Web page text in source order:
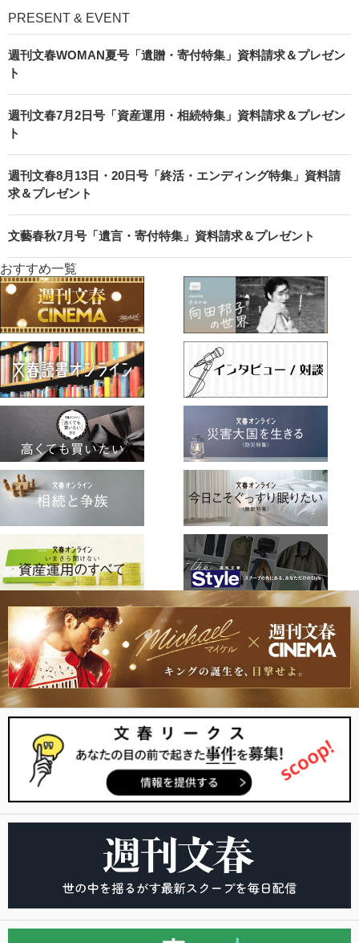
PRESENT & EVENT
週刊文春WOMAN夏号「遺贈・寄付特集」資料請求＆プレゼン
ト
週刊文春7月2日号「資産運用・相続特集」資料請求＆プレゼン
ト
週刊文春8月13日・20日号「終活・エンディング特集」資料請
求＆プレゼント
文藝春秋7月号「遺言・寄付特集」資料請求＆プレゼント
おすすめ一覧